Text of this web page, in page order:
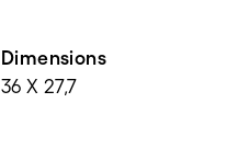
Dimensions
36 X 27,7